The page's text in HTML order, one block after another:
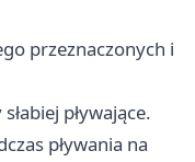
przeznaczonych i
pływające.
pływania na